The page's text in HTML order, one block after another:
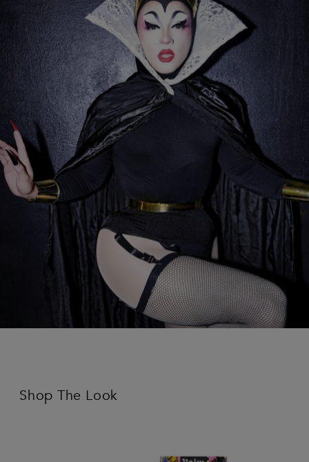
Shop The Look